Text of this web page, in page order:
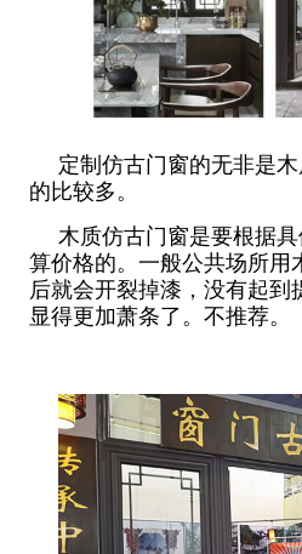
定制仿古门窗的无非是
的比较多。
木质仿古门窗是要根据
算价格的。一般公共场所用
后就会开裂掉漆，没有起到
显得更加萧条了。不推荐。